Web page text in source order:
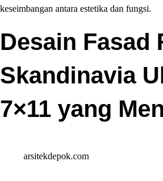
keseimbangan antara estetika dan fungsi.
Desain Fasad
Skandinavia
7×11 yang
arsitekdepok.com